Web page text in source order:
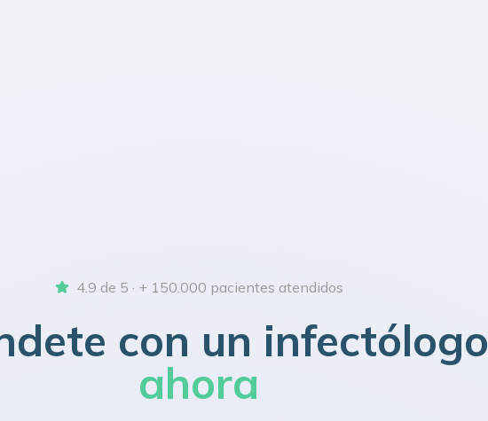
4.9 de 5 · + 150.000 pacientes atendidos
con un infectólogo
ahora